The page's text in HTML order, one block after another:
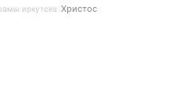
иркутска Христос